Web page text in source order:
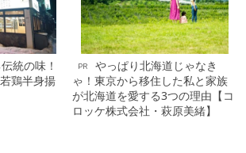
統の味！
鶏半身揚
PR
やっぱり北海道じゃなき
ゃ！東京から移住した私と家族
が北海道を愛する3つの理由【コ
ロッケ株式会社・萩原美緒】